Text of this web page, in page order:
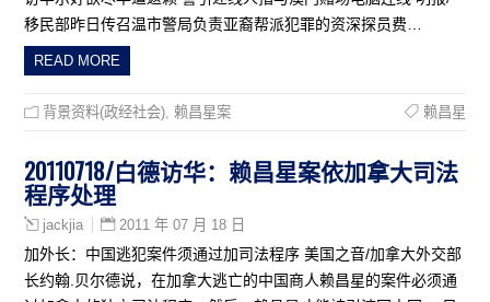
移民部昨日传召温市警局负责亚裔帮派犯罪的资深探员费…
READ MORE
背景资料(政经社会) ,赖昌星案 赖昌星
20110718/白德访华：赖昌星案依加拿大司法
程序处理
jackjia 2011 年 07 月 18 日
加外长：中国逃犯案件须通过加司法程序 美国之音/加拿大外交部
长约翰.贝尔德说，在加拿大逃亡的中国商人赖昌星的案件必须通